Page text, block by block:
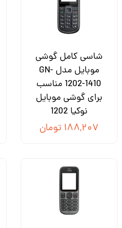
شاسی کامل گوشی
موبایل مدل GN-
1202-1410 مناسب
برای گوشی موبایل
نوکیا 1202
۱۸۸,۲۰۷ تومان